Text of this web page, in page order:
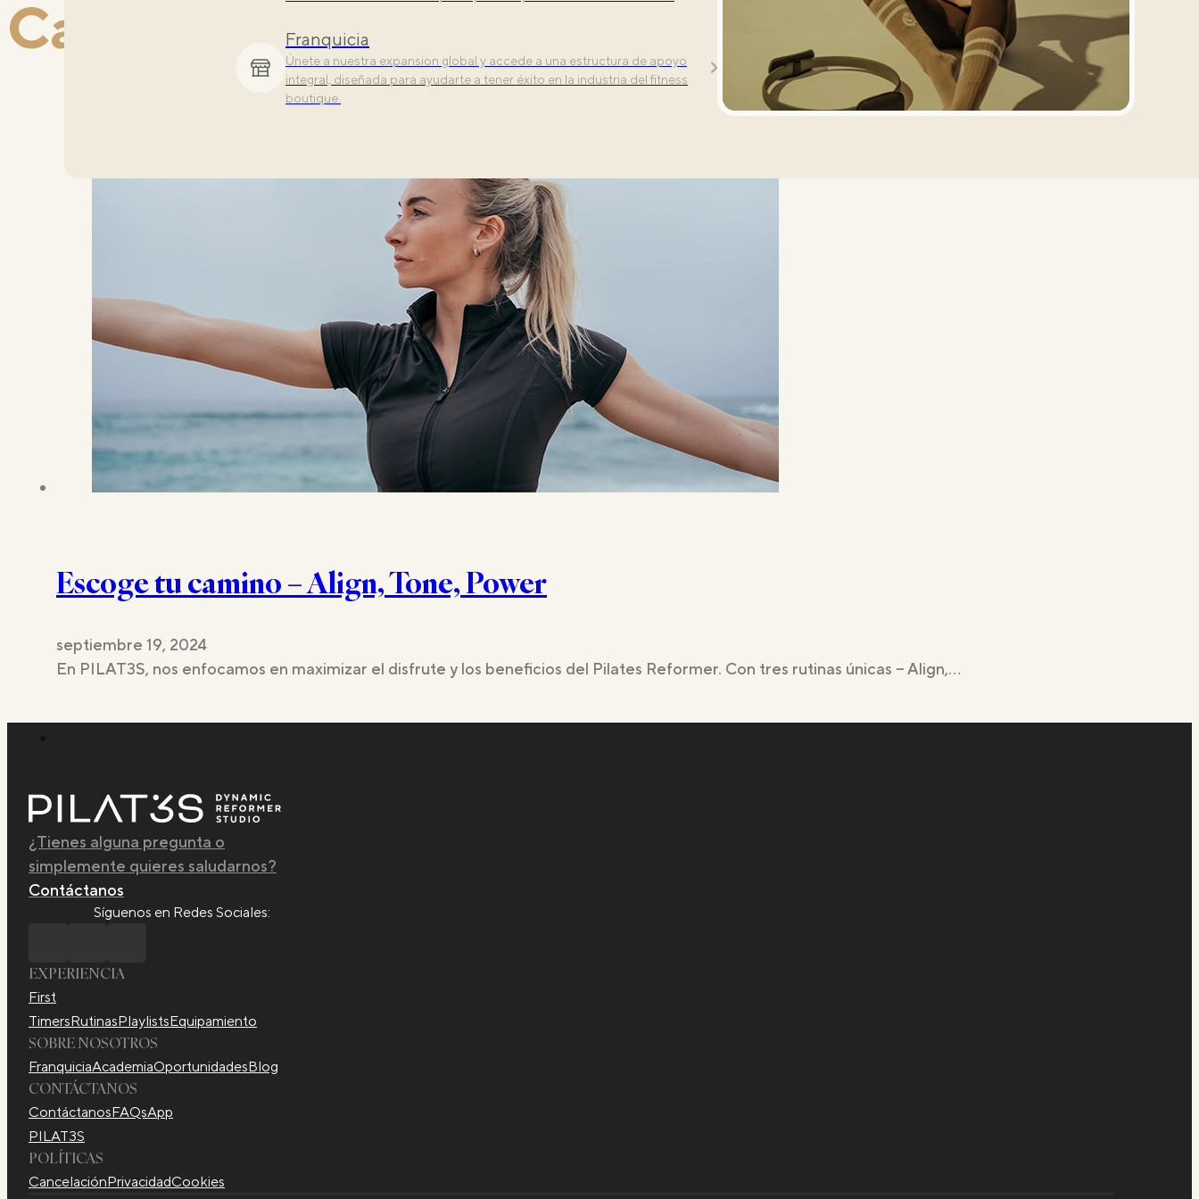
Franquicia
Únete a nuestra expansion global y accede a una estructura de apoyo
integral, diseñada para ayudarte a tener éxito en la industria del fitness
boutique.
Categoría:Movement
Escoge tu camino – Align, Tone, Power
septiembre 19, 2024
En PILAT3S, nos enfocamos en maximizar el disfrute y los beneficios del Pilates Reformer. Con tres rutinas únicas – Align,…
¿Tienes alguna pregunta o
simplemente quieres saludarnos?
Contáctanos
Síguenos en Redes Sociales:
EXPERIENCIA
First
TimersRutinasPlaylistsEquipamiento
SOBRE NOSOTROS
FranquiciaAcademiaOportunidadesBlog
CONTÁCTANOS
ContáctanosFAQsApp
PILAT3S
POLÍTICAS
CancelaciónPrivacidadCookies